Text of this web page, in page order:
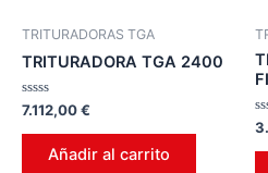
TRITURADORAS TGA
TRITURADORA TGA 2400
Valorado
en
0
7.112,00€
Añadir al carrito
en
0